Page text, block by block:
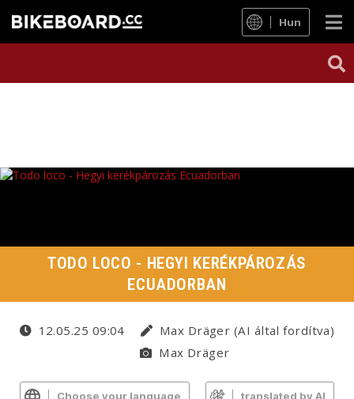
Hun
TODO LOCO - HEGYI KERÉKPÁROZÁS
ECUADORBAN
12.05.25 09:04
Max Dräger (AI által fordítva)
Max Dräger
Choose your language translated by AI